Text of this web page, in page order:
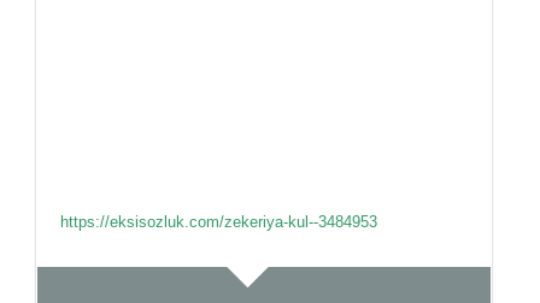
https://eksisozluk.com/zekeriya-kul--3484953